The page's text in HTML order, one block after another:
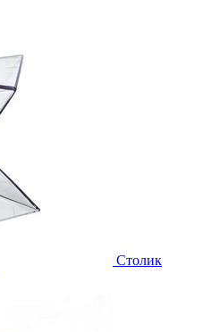
Столик